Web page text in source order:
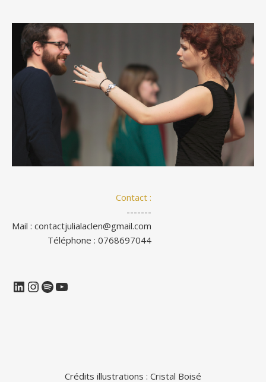
Contact :
-------
Mail : contactjulialaclen@gmail.com
Téléphone : 0768697044
LinkedIn
Instagram
Spotify
YouTube
Crédits illustrations : Cristal Boisé